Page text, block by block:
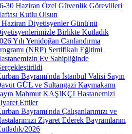
30 Haziran Özel Güvenlik Görevlileri
Kutlu Olsun
Haziran Diyetisyenler Günü'nü
Birlikte Kutladık
Yılı Yenidoğan Canlandırma
(NRP) Sertifikalı Eğitimi
Ev Sahipliğinde
Bayramı'nda İstanbul Valisi Sayın
GÜL ve Sultangazi Kaymakamı
Mahmut KAŞIKÇI Hastanemizi
Ettiler
Bayramı'nda Çalışanlarımızı ve
Ziyaret Ederek Bayramlarını
2026